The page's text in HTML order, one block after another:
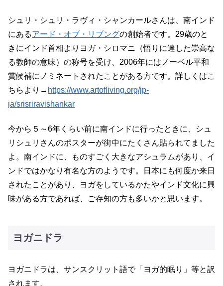
シュリ・シュリ・ラヴィ・シャンカールさんは、南インド
にあるアード・オブ・リブングの創始者です。29歳のと
きにインド首相よりヨガ・シロマニ（悟りに達した崇高な
る教師の意味）の称号を受け、2006年にはノーベル平和
賞候補にノミネートされたことがある方です。詳しくはこ
ちらより→ https://www.artofliving.org/jp-
ja/srisriravishankar
今から５～6年くらい前に南インドに行ったときに、シュ
リシュリさんのポスターが街中にたくさん貼られてました
よ。南インドに、ものすごく大きなアシュラムがあり、イ
ンドではかなり有名な方のようです。日本にも何度か来日
されたことがあり、ヨガをしているかたやインド文化に興
味がある方であれば、ご存知の方も多いかと思います。
ヨガニドラ
ヨガニドラは、サンスクリット語で「ヨガ的眠り」等と訳
されます。